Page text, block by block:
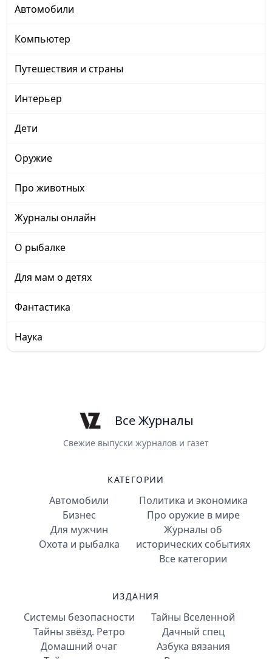
Автомобили
Компьютер
Путешествия и страны
Интерьер
Дети
Оружие
Про животных
Журналы онлайн
О рыбалке
Для мам о детях
Фантастика
Наука
Все Журналы
Свежие выпуски журналов и газет
КАТЕГОРИИ
Автомобили
Бизнес
Для мужчин
Охота и рыбалка
Политика и экономика
Про оружие в мире
Журналы об
исторических событиях
Все категории
ИЗДАНИЯ
Системы безопасности
Тайны звёзд. Ретро
Домашний очаг
Тайны Вселенной
Дачный спец
Азбука вязания